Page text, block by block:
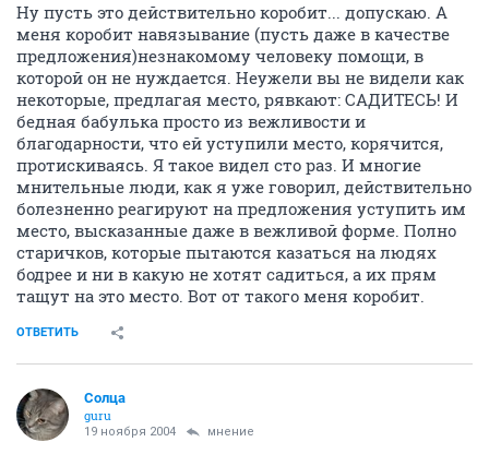
Ну пусть это действительно коробит... допускаю. А
меня коробит навязывание (пусть даже в качестве
предложения)незнакомому человеку помощи, в
которой он не нуждается. Неужели вы не видели как
некоторые, предлагая место, рявкают: САДИТЕСЬ! И
бедная бабулька просто из вежливости и
благодарности, что ей уступили место, корячится,
протискиваясь. Я такое видел сто раз. И многие
мнительные люди, как я уже говорил, действительно
болезненно реагируют на предложения уступить им
место, высказанные даже в вежливой форме. Полно
старичков, которые пытаются казаться на людях
бодрее и ни в какую не хотят садиться, а их прям
тащут на это место. Вот от такого меня коробит.
ОТВЕТИТЬ
Солца
guru
19 ноября 2004 мнение